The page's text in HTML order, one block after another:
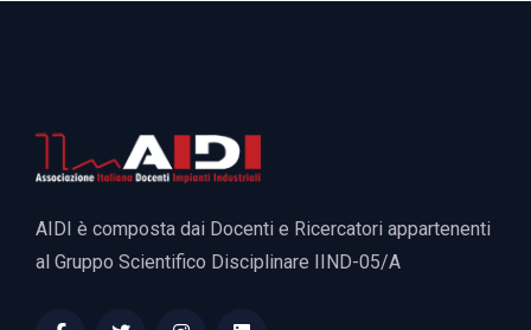
AIDI è composta dai Docenti e Ricercatori appartenenti
al Gruppo Scientifico Disciplinare IIND-05/A